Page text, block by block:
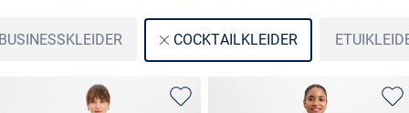
COCKTAILKLEIDER